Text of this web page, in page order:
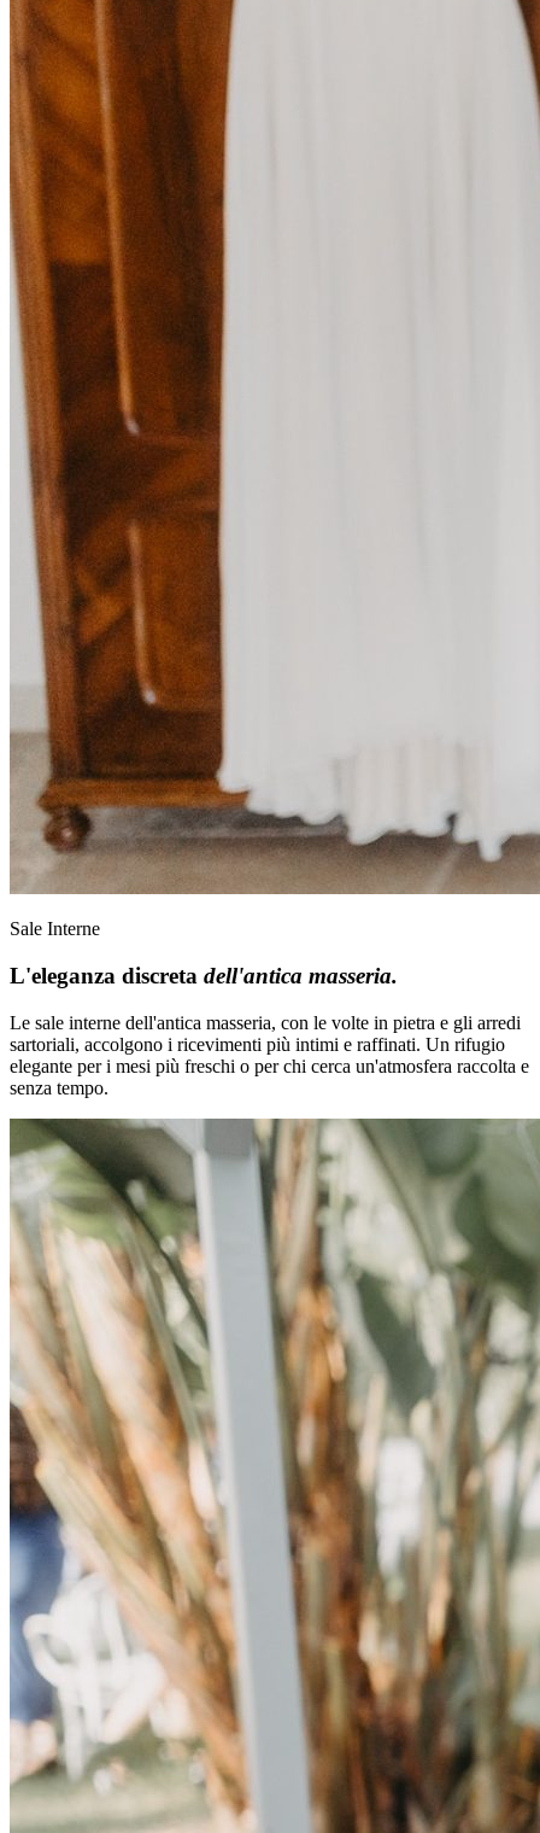
Sale Interne
L'eleganza discreta dell'antica masseria.
Le sale interne dell'antica masseria, con le volte in pietra e gli arredi
sartoriali, accolgono i ricevimenti più intimi e raffinati. Un rifugio
elegante per i mesi più freschi o per chi cerca un'atmosfera raccolta e
senza tempo.